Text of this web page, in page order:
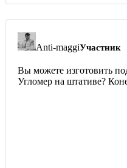
Anti-maggiУчастник
Вы можете изготовить
Угломер на штативе?